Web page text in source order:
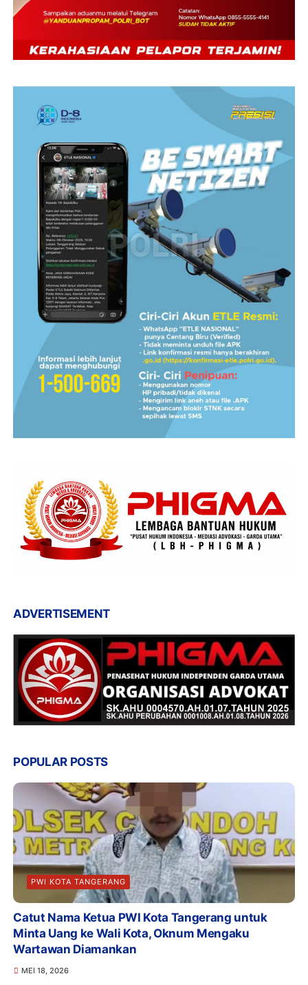
ADVERTISEMENT
POPULAR POSTS
PWI KOTA TANGERANG
Catut Nama Ketua PWI Kota Tangerang untuk
Minta Uang ke Wali Kota, Oknum Mengaku
Wartawan Diamankan
MEI 18, 2026